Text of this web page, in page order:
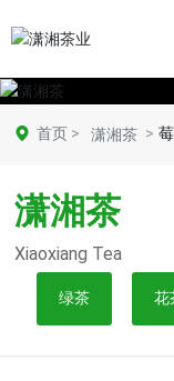
首页 潇湘茶
潇湘茶
Xiaoxiang Tea
绿茶 花